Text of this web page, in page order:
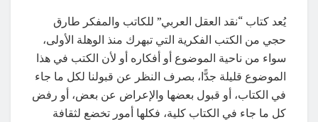
يُعد كتاب “نقد العقل العربي” للكاتب والمفكر طارق
حجي من الكتب الفكرية التي تبهرك منذ الوهلة الأولى،
سواء من ناحية الموضوع أو أفكاره أو لأن الكتب في هذا
الموضوع قليلة جدًّا، بصرف النظر عن قبولنا لكل ما جاء
في الكتاب، أو قبول بعضها والإعراض عن بعض، أو رفض
كل ما جاء في الكتاب كلية، فكلها أمور تخضع لثقافة